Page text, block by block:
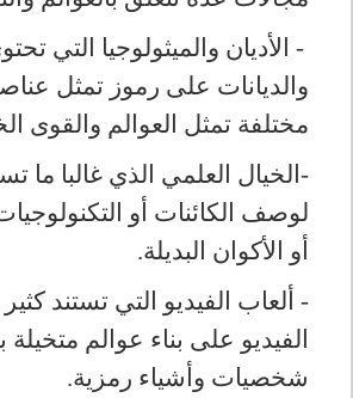
- الأديان والميثولوجيا التي
والديانات على رموز تمثل
مختلفة تمثل العوالم والقوى
-الخيال العلمي الذي غالبا ما
لوصف الكائنات أو
أو الأكوان البديلة.
- ألعاب الفيديو التي تستند
الفيديو على بناء عوالم
شخصيات وأشياء رمزية.